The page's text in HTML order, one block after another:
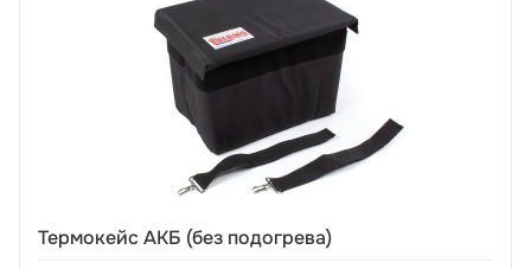
Термокейс АКБ (без подогрева)